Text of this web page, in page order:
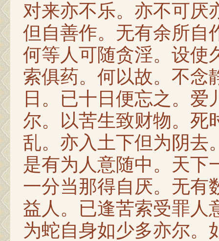
对来亦不乐。亦不可厌
但自善作。无有余所自
何等人可随贪淫。设使
索俱药。何以故。不念
日。已十日便忘之。
尔。以苦生致财物。死
乱。亦入土下但为阴去
是有为人意随中。天下
一分当那得自厌。无有
益人。已逢苦索受罪人
为蛇自身如少多亦尔。